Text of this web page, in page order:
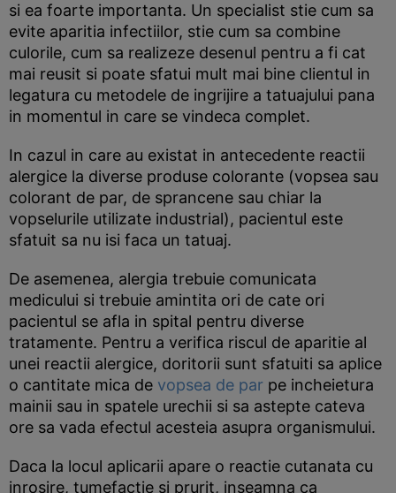
si ea foarte importanta. Un specialist stie cum sa
evite aparitia infectiilor, stie cum sa combine
culorile, cum sa realizeze desenul pentru a fi cat
mai reusit si poate sfatui mult mai bine clientul in
legatura cu metodele de ingrijire a tatuajului pana
in momentul in care se vindeca complet.
In cazul in care au existat in antecedente reactii
alergice la diverse produse colorante (vopsea sau
colorant de par, de sprancene sau chiar la
vopselurile utilizate industrial), pacientul este
sfatuit sa nu isi faca un tatuaj.
De asemenea, alergia trebuie comunicata
medicului si trebuie amintita ori de cate ori
pacientul se afla in spital pentru diverse
tratamente. Pentru a verifica riscul de aparitie al
unei reactii alergice, doritorii sunt sfatuiti sa aplice
o cantitate mica de vopsea de par pe incheietura
mainii sau in spatele urechii si sa astepte cateva
ore sa vada efectul acesteia asupra organismului.
Daca la locul aplicarii apare o reactie cutanata cu
inrosire, tumefactie si prurit, inseamna ca